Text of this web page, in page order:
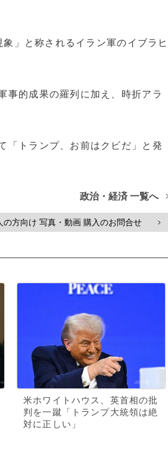
」と称されるイラン軍のイブラヒ
事的成果の羅列に加え、時折アラ
「トランプ、お前はクビだ」と発
政治・経済 一覧へ
の方向け 写真・動画 購入のお問合せ >
米ホワイトハウス、英首相の批
判を一蹴「トランプ大統領は絶
対に正しい」